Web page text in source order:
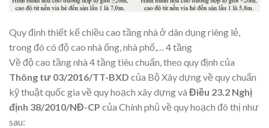
Quy định thiết kế chiều cao tầng nhà ở dân dụng riêng lẻ,
trong đó có độ cao nhà ống, nhà phố,… 4 tầng
Về độ cao tầng nhà 4 tầng tiêu chuẩn, theo quy định của
Thông tư 03/2016/TT-BXD của Bộ Xây dựng về quy chuẩn
kỹ thuật quốc gia về quy hoạch xây dựng và Điều 23.2 Nghị
định 38/2010/NĐ-CP của Chính phủ về quy hoạch đô thị như
sau: